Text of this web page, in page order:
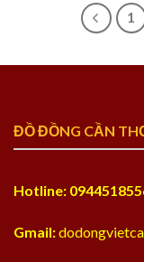
1
ĐỒ ĐỒNG CẦN
Hotline:
Gmail: